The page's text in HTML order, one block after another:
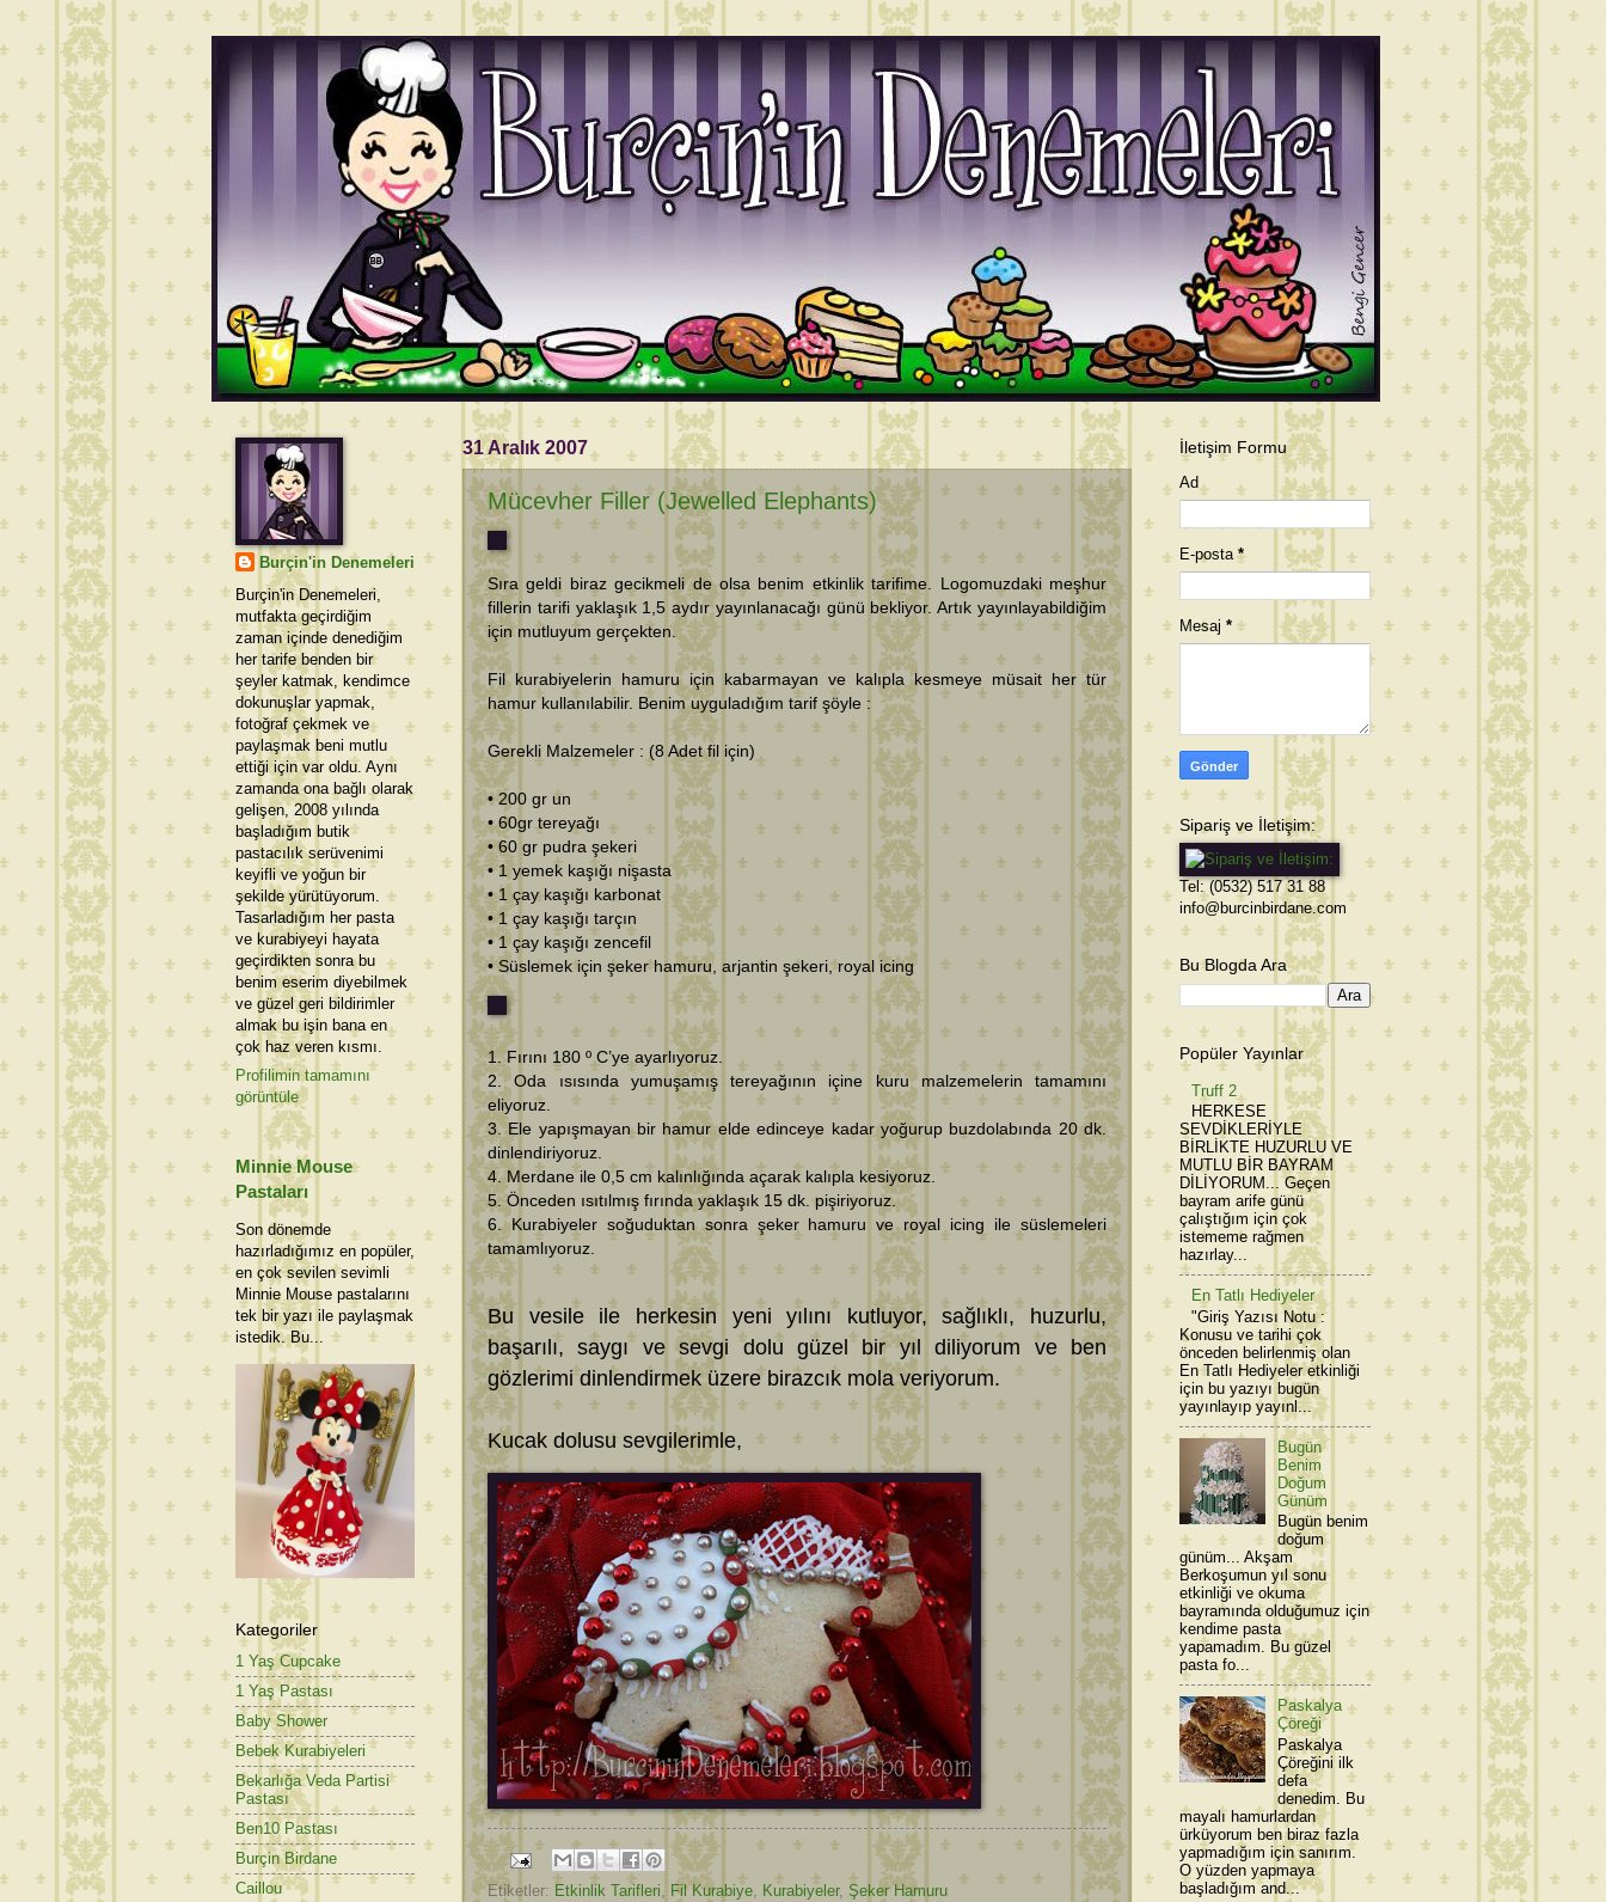
31 Aralık 2007
Mücevher Filler (Jewelled Elephants)
Sıra geldi biraz gecikmeli de olsa benim etkinlik tarifime. Logomuzdaki meşhur
fillerin tarifi yaklaşık 1,5 aydır yayınlanacağı günü bekliyor. Artık yayınlayabildiğim
için mutluyum gerçekten.
Fil kurabiyelerin hamuru için kabarmayan ve kalıpla kesmeye müsait her tür
hamur kullanılabilir. Benim uyguladığım tarif şöyle :
Gerekli Malzemeler : (8 Adet fil için)
• 200 gr un
• 60gr tereyağı
• 60 gr pudra şekeri
• 1 yemek kaşığı nişasta
• 1 çay kaşığı karbonat
• 1 çay kaşığı tarçın
• 1 çay kaşığı zencefil
• Süslemek için şeker hamuru, arjantin şekeri, royal icing
1. Fırını 180 º C’ye ayarlıyoruz.
2. Oda ısısında yumuşamış tereyağının içine kuru malzemelerin tamamını
eliyoruz.
3. Ele yapışmayan bir hamur elde edinceye kadar yoğurup buzdolabında 20 dk.
dinlendiriyoruz.
4. Merdane ile 0,5 cm kalınlığında açarak kalıpla kesiyoruz.
5. Önceden ısıtılmış fırında yaklaşık 15 dk. pişiriyoruz.
6. Kurabiyeler soğuduktan sonra şeker hamuru ve royal icing ile süslemeleri
tamamlıyoruz.
Bu vesile ile herkesin yeni yılını kutluyor, sağlıklı, huzurlu,
başarılı, saygı ve sevgi dolu güzel bir yıl diliyorum ve ben
gözlerimi dinlendirmek üzere birazcık mola veriyorum.
Kucak dolusu sevgilerimle,
Etiketler: Etkinlik Tarifleri, Fil Kurabiye, Kurabiyeler, Şeker Hamuru
Burçin'in Denemeleri
Burçin'in Denemeleri,
mutfakta geçirdiğim
zaman içinde denediğim
her tarife benden bir
şeyler katmak, kendimce
dokunuşlar yapmak,
fotoğraf çekmek ve
paylaşmak beni mutlu
ettiği için var oldu. Aynı
zamanda ona bağlı olarak
gelişen, 2008 yılında
başladığım butik
pastacılık serüvenimi
keyifli ve yoğun bir
şekilde yürütüyorum.
Tasarladığım her pasta
ve kurabiyeyi hayata
geçirdikten sonra bu
benim eserim diyebilmek
ve güzel geri bildirimler
almak bu işin bana en
çok haz veren kısmı.
Profilimin tamamını
görüntüle
Minnie Mouse
Pastaları
Son dönemde
hazırladığımız en popüler,
en çok sevilen sevimli
Minnie Mouse pastalarını
tek bir yazı ile paylaşmak
istedik. Bu...
Kategoriler
1 Yaş Cupcake
1 Yaş Pastası
Baby Shower
Bebek Kurabiyeleri
Bekarlığa Veda Partisi
Pastası
Ben10 Pastası
Burçin Birdane
Caillou
İletişim Formu
Ad
E-posta*
Mesaj *
Sipariş ve İletişim:
Tel: (0532) 517 31 88
info@burcinbirdane.com
Bu Blogda Ara
Popüler Yayınlar
Truff 2
HERKESE
SEVDİKLERİYLE
BİRLİKTE HUZURLU VE
MUTLU BİR BAYRAM
DİLİYORUM... Geçen
bayram arife günü
çalıştığım için çok
istememe rağmen
hazırlay...
En Tatlı Hediyeler
"Giriş Yazısı Notu :
Konusu ve tarihi çok
önceden belirlenmiş olan
En Tatlı Hediyeler etkinliği
için bu yazıyı bugün
yayınlayıp yayınl...
Bugün
Benim
Doğum
Günüm
Bugün benim
doğum
günüm... Akşam
Berkoşumun yıl sonu
etkinliği ve okuma
bayramında olduğumuz için
kendime pasta
yapamadım. Bu güzel
pasta fo...
Paskalya
Çöreği
Paskalya
Çöreğini ilk
defa
denedim. Bu
mayalı hamurlardan
ürküyorum ben biraz fazla
yapmadığım için sanırım.
O yüzden yapmaya
başladığım and...